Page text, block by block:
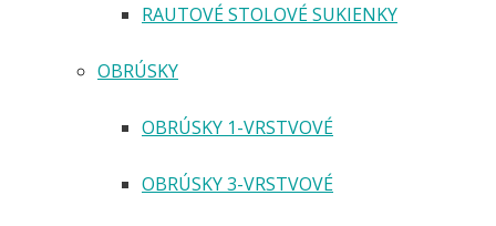
RAUTOVÉ STOLOVÉ SUKIENKY
OBRÚSKY
OBRÚSKY 1-VRSTVOVÉ
OBRÚSKY 3-VRSTVOVÉ